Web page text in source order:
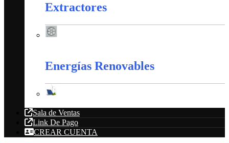
Extractores
Energías Renovables
Sala de Ventas
Link De Pago
CREAR CUENTA